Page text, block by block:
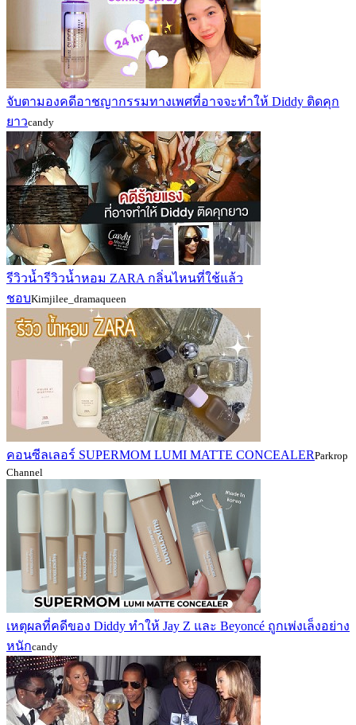
จับตามองคดีอาชญากรรมทางเพศที่อาจจะทำให้ Diddy ติดคุก
ยาวcandy
รีวิวน้ำรีวิวน้ำหอม ZARA กลิ่นไหนที่ใช้แล้ว
ชอบKimjilee_dramaqueen
คอนซีลเลอร์ SUPERMOM LUMI MATTE CONCEALERParkrop
Channel
เหตุผลที่คดีของ Diddy ทำให้ Jay Z และ Beyoncé ถูกเพ่งเล็งอย่าง
หนักcandy